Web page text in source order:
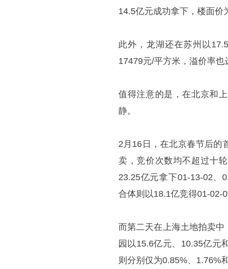
14.5亿元成功拿下，楼面价
此外，龙湖还在苏州以
17479元/平方米，溢价率也
值得注意的是，在北京和
静。
2月16日，在北京春节后的
卖，竞价次数均不超过十
23.25亿元拿下01-13-02、
合体则以18.1亿竞得01-02-
而第二天在上海土地拍卖
园以15.6亿元、10.35亿元
则分别仅为0.85%、1.76%